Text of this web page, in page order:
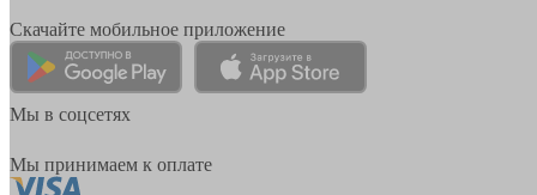
Скачайте мобильное приложение
Мы в соцсетях
Мы принимаем к оплате